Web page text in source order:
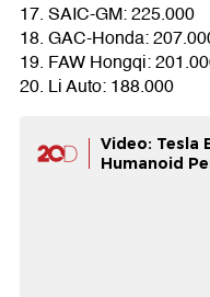
17. SAIC-GM: 225.000
18. GAC-Honda:
19. FAW Hongqi:
20. Li Auto: 188.000
Video: Tesla
Humanoid